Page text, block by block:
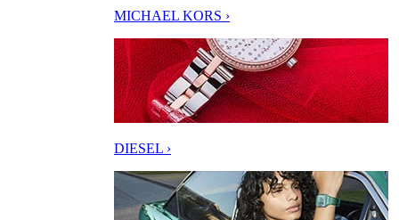
MICHAEL KORS ›
DIESEL ›